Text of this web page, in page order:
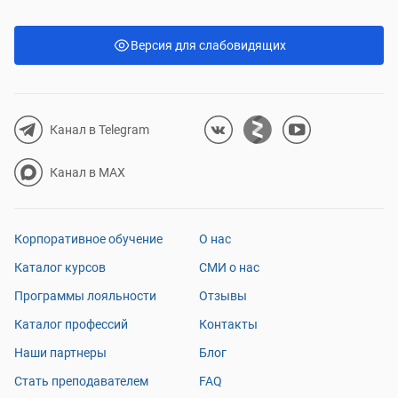
минусы.
Канал в Telegram
Канал в MAX
Корпоративное обучение
Каталог курсов
Программы лояльности
Каталог профессий
Наши партнеры
Стать преподавателем
О нас
СМИ о нас
Отзывы
Контакты
Блог
FAQ
Версия для слабовидящих